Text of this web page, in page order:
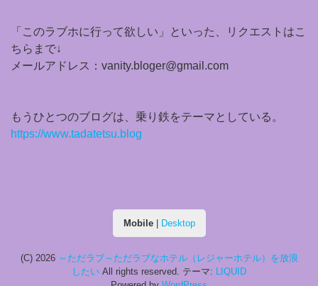
「このラブホに行って欲しい」といった、リクエストはこ
ちらまで↓
メールアドレス：vanity.bloger@gmail.com
もうひとつのブログは、乗り鉄をテーマとしている。
https://www.tadatetsu.blog
Mobile| Desktop
(C) 2026 ～ただラブ～ただラブなホテル（レジャーホテル）を放浪
したい All rights reserved. テーマ: LIQUID